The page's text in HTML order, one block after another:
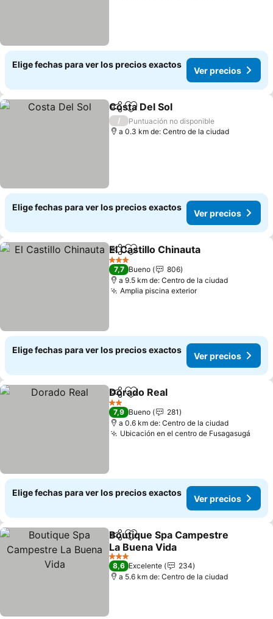
Elige fechas para ver los precios exactos
Ver precios
CompartirAgregar a favoritos
Costa Del Sol
/
Puntuación no disponible
a 0.3 km de: Centro de la ciudad
Elige fechas para ver los precios exactos
Ver precios
CompartirAgregar a favoritos
El Castillo Chinauta
3 Estrellas
7,7 Bueno
806
a 9.5 km de: Centro de la ciudad
Amplia piscina exteriorVer precios
Elige fechas para ver los precios exactos
Ver precios
CompartirAgregar a favoritos
Dorado Real
2 Estrellas
7,9 Bueno
281
a 0.6 km de: Centro de la ciudad
Ubicación en el centro de Fusagasugá
Elige fechas para ver los precios exactos
Ver precios
CompartirAgregar a favoritos
Boutique Spa Campestre
La Buena Vida
Ver precios
3 Estrellas
8,6 Excelente
234
a 5.6 km de: Centro de la ciudad